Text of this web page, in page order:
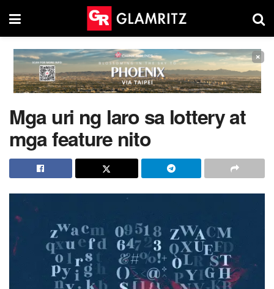
×
Mga uri ng laro sa lottery at
mga feature nito